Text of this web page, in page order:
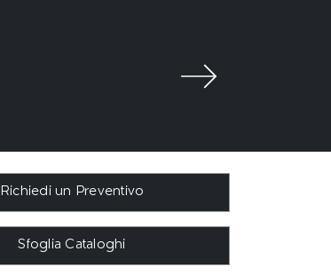
Richiedi un Preventivo
Sfoglia Cataloghi